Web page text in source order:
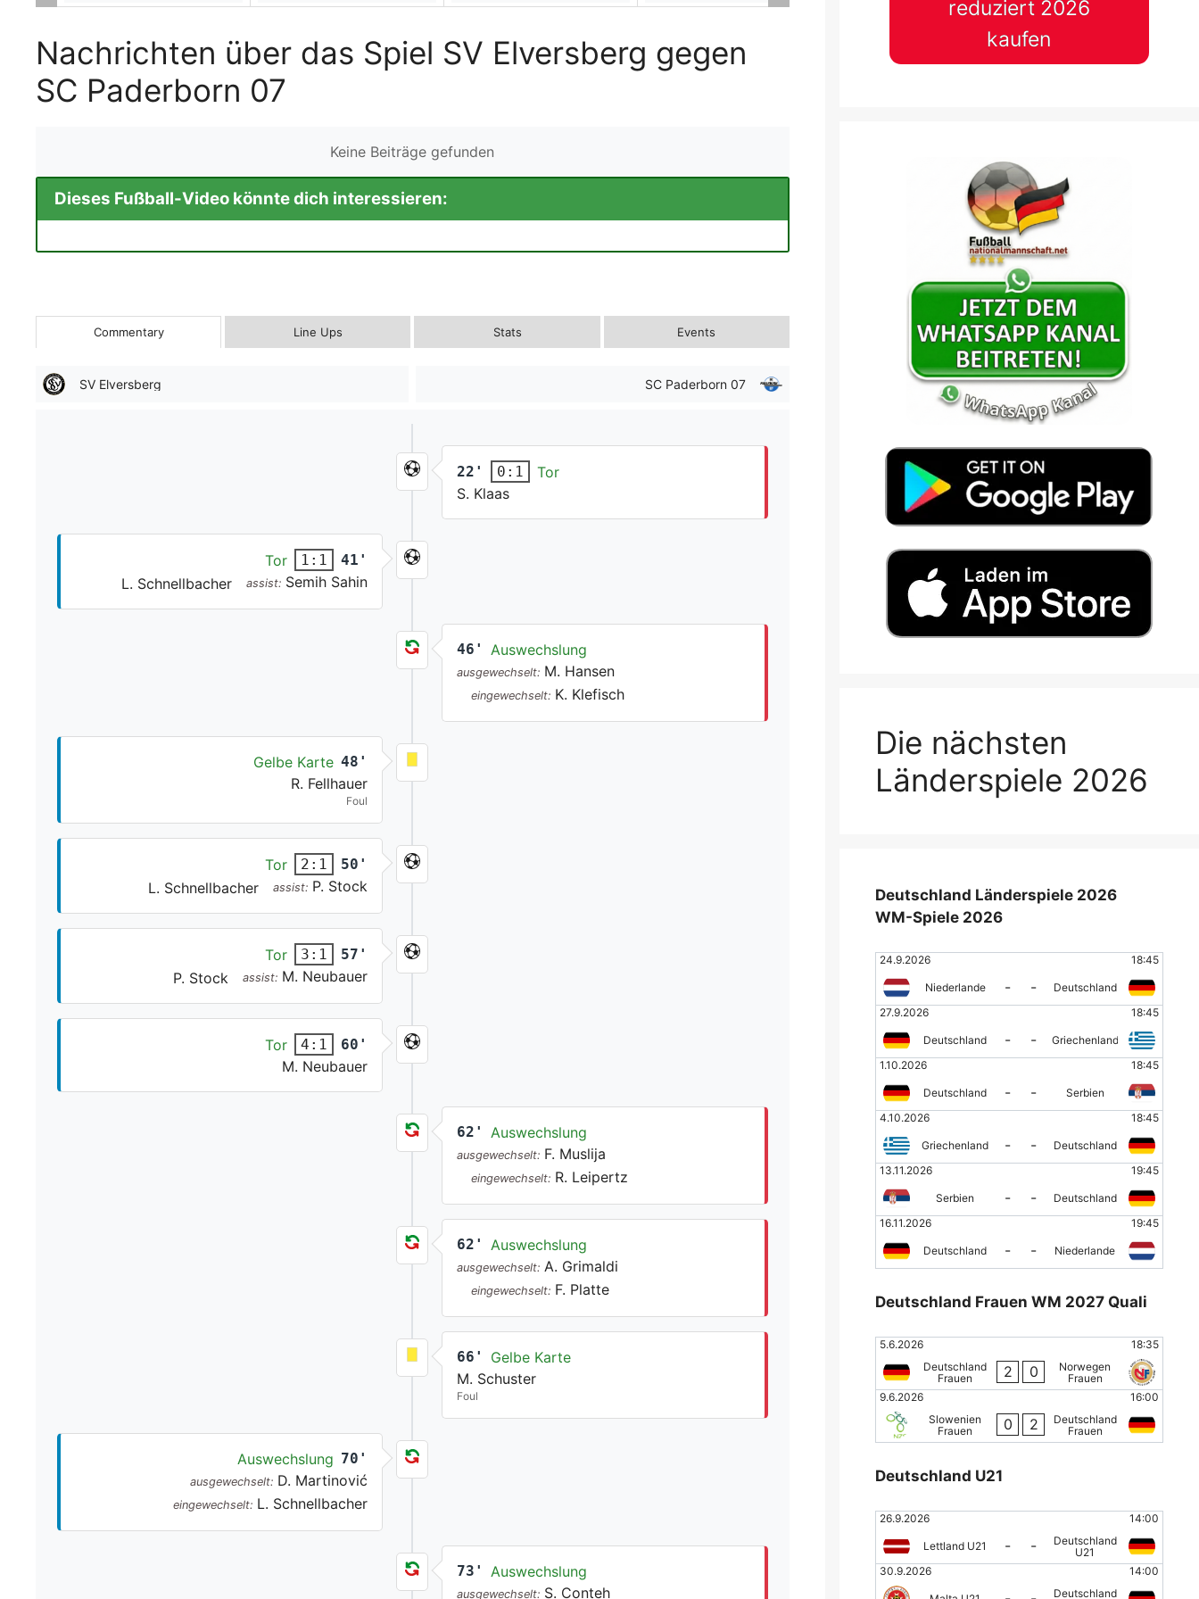
Nachrichten über das Spiel SV Elversberg gegen
SC Paderborn 07
Keine Beiträge gefunden
Dieses Fußball-Video könnte dich interessieren:
Commentary Line Ups Stats Events
SV Elversberg SC Paderborn 07
22' 0:1
Tor
S. Klaas
Tor 1:1 41'
L. Schnellbacher assist: Semih Sahin
46' Auswechslung
ausgewechselt: M. Hansen
eingewechselt: K. Klefisch
Gelbe Karte 48'
R. Fellhauer
Foul
Tor 2:1 50'
L. Schnellbacher assist: P. Stock
Tor 3:1 57'
P. Stock assist: M. Neubauer
Tor 4:1 60'
M. Neubauer
62' Auswechslung
ausgewechselt: F. Muslija
eingewechselt: R. Leipertz
62' Auswechslung
ausgewechselt: A. Grimaldi
eingewechselt: F. Platte
66'
Gelbe Karte
M. Schuster
Foul
Auswechslung 70'
ausgewechselt: D. Martinović
eingewechselt: L. Schnellbacher
73' Auswechslung
ausgewechselt: S. Conteh
reduziert 2026
kaufen
Die nächsten
Länderspiele 2026
Deutschland Länderspiele 2026
WM-Spiele 2026
24.9.2026 18:45
Niederlande - -
Deutschland
27.9.2026
18:45
Deutschland - -
Griechenland
1.10.2026
18:45
Deutschland - -
Serbien
4.10.2026
18:45
Griechenland - -
Deutschland
13.11.2026
19:45
Serbien - -
Deutschland
16.11.2026
19:45
Deutschland - - Niederlande
Deutschland Frauen WM 2027 Quali
5.6.2026
18:35
Deutschland
Frauen
2 0
Norwegen
Frauen
9.6.2026
16:00
Slowenien
Frauen
0 2
Deutschland
Frauen
Deutschland U21
26.9.2026 14:00
Lettland U21 - -
Deutschland
U21
30.9.2026
14:00
Deutschland